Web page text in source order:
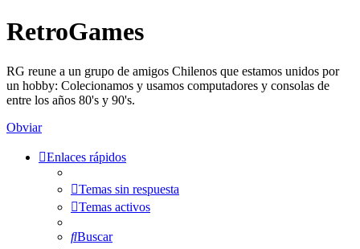
RetroGames
RG reune a un grupo de amigos Chilenos que estamos unidos por
un hobby: Colecionamos y usamos computadores y consolas de
entre los años 80's y 90's.
Obviar
Enlaces rápidos
Temas sin respuesta
Temas activos
Buscar